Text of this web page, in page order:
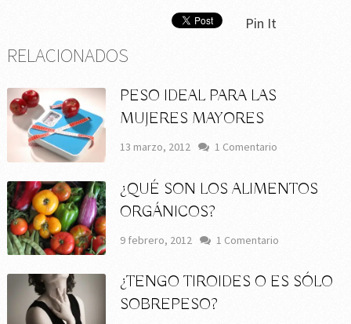
Pin It
RELACIONADOS
PESO IDEAL PARA LAS
MUJERES MAYORES
13 marzo, 2012 1 Comentario
¿QUÉ SON LOS ALIMENTOS
ORGÁNICOS?
9 febrero, 2012 1 Comentario
¿TENGO TIROIDES O ES SÓLO
SOBREPESO?